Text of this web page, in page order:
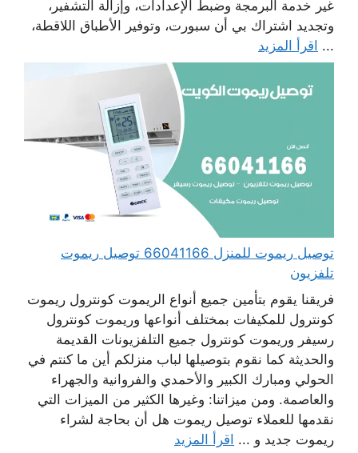
غير خدمة البرمجة وضبط الإعدادات، وإزالة التشفير،
وتجديد اشتراك بي أن سبورت، وتوفير الأطباق اللاقطة،
... اقرأ المزيد
توصيل ريموت للمنزل 66041166 توصيل ريموت
تلفزيون
فريقنا يقوم بتأمين جميع أنواع الريموت كونترول ريموت
كونترول للمكيفات بمختلف أنواعها وريموت كونترول
رسيفر وريموت كونترول جميع التلفزيونات القديمة
والحديثة كما نقوم بتوصيلها لباب منزلكم أين ما كنتم في
الحولي ومبارك الكبير والأحمدي والفروانية والجهراء
والعاصمة. ومن ميزاتنا: وغيرها الكثير من الميزات التي
نقدمها للعملاء توصيل ريموت هل أن بحاجة لشراء
ريموت جديد و ... اقرأ المزيد